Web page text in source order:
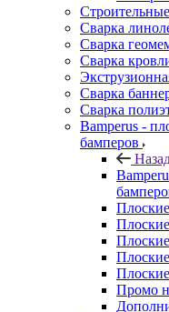
Сварка
Сварка
Сварка
Сварка
Сварка
Bamperus -
бамперов
Промо